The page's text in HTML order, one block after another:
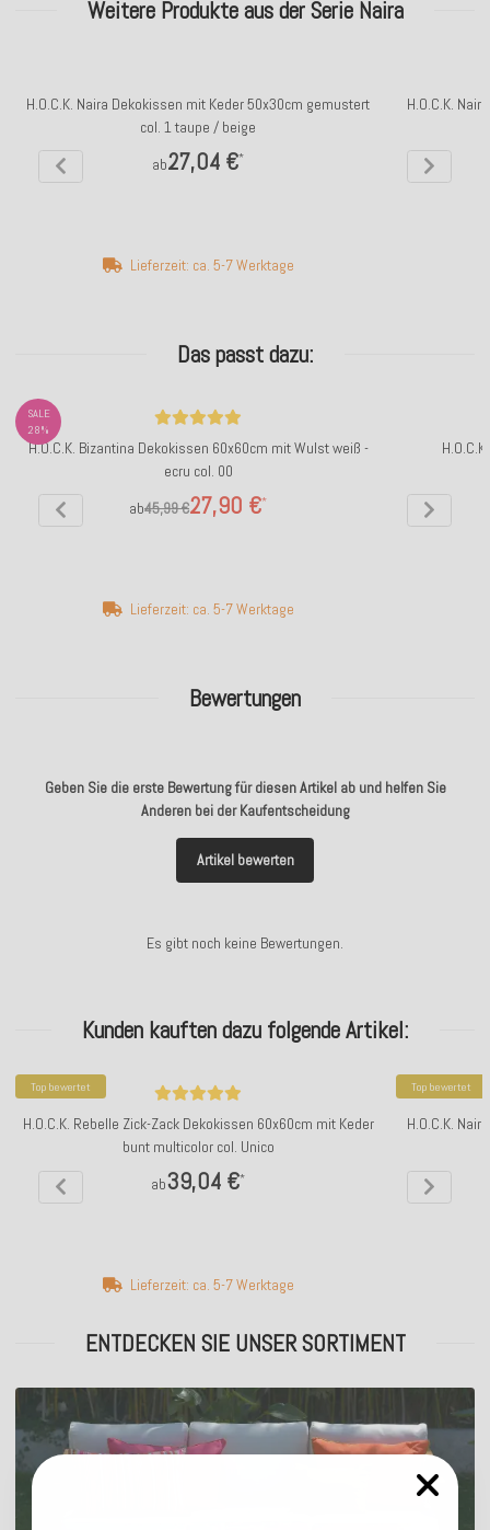
Bewertungen
Geben Sie die erste Bewertung für diesen Artikel ab und helfen Sie
Anderen bei der Kaufentscheidung
Artikel bewerten
Es gibt noch keine Bewertungen.
Weitere Produkte aus der Serie Naira
H.O.C.K. Naira Dekokissen mit Keder 50x30cm gemustert
col. 1 taupe / beige
ab27,04 €*
Lieferzeit: ca. 5-7 Werktage
H.O.C.K.
Das passt dazu:
SALE
28%
H.O.C.K. Bizantina Dekokissen 60x60cm mit Wulst weiß -
ecru col. 00
ab
27,90 €*
45,99 €
Lieferzeit: ca. 5-7 Werktage
Kunden kauften dazu folgende Artikel:
Top bewertet
H.O.C.K. Rebelle Zick-Zack Dekokissen 60x60cm mit Keder
bunt multicolor col. Unico
ab39,04 €*
Lieferzeit: ca. 5-7 Werktage
Top bewertet
H.O.C.K.
ENTDECKEN SIE UNSER SORTIMENT